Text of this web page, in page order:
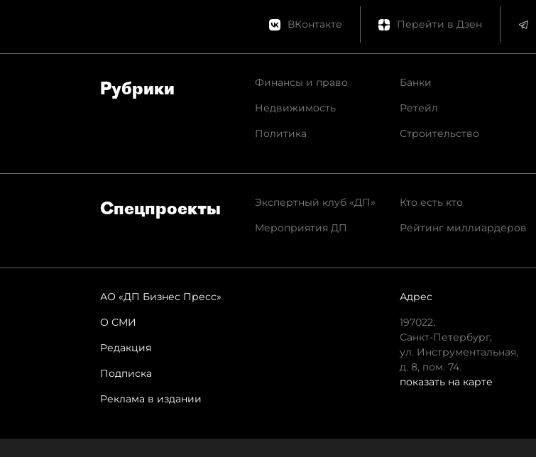
ВКонтакте Перейти в Дзен
Рубрики
Финансы и право
Недвижимость
Политика
Банки
Ретейл
Строительство
Спец­проекты
Экспертный клуб «ДП»
Мероприятия ДП
Кто есть кто
Рейтинг миллиардеров
АО «ДП Бизнес Пресс»
О СМИ
Редакция
Подписка
Реклама в издании
Адрес
197022,
Санкт-Петербург,
ул. Инструментальная,
д. 8, пом. 74.
показать на карте